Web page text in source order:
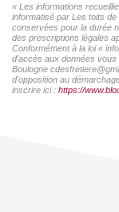
« Les informations
informatisé par Les toits
conservées pour la durée
des prescriptions légales
Conformément à la loi «
d'accès aux données
Boulogne
d'opposition au
inscrire ici : https://